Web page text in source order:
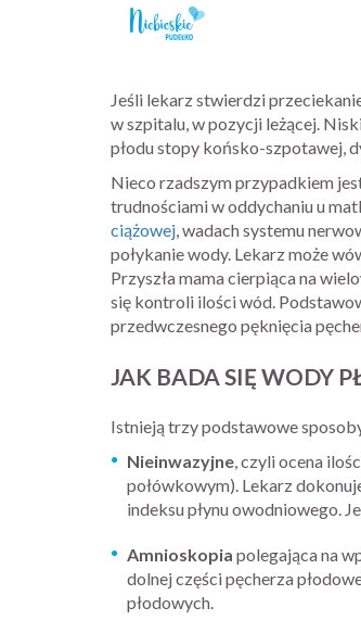
Jeśli lekarz stwierdzi
w szpitalu, w pozycji leżącej.
płodu stopy końsko-szpotawej,
Nieco rzadszym przypadkiem
trudnościami w oddychaniu u
ciążowej, wadach systemu
połykanie wody. Lekarz może
Przyszła mama cierpiąca na
się kontroli ilości wód.
przedwczesnego pęknięcia
JAK BADA SIĘ WODY
Istnieją trzy podstawowe
Nieinwazyjne, czyli ocena
połówkowym). Lekarz
indeksu płynu owodniowego.
Amnioskopia polegająca na
dolnej części pęcherza
płodowych.